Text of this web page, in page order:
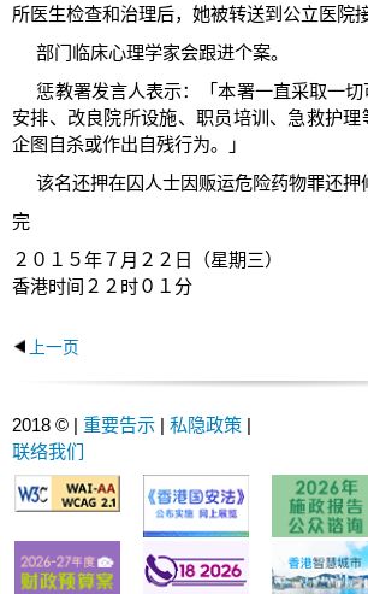
所医生检查和治理后，她被转送到公立医院
部门临床心理学家会跟进个案。
惩教署发言人表示：「本署一直采取一切
安排、改良院所设施、职员培训、急救护
企图自杀或作出自残行为。」
该名还押在囚人士因贩运危险药物罪还押
完
２０１５年７月２２日（星期三）
香港时间２２时０１分
上一页
2018 © | 重要告示 | 私隐政策 |
联络我们